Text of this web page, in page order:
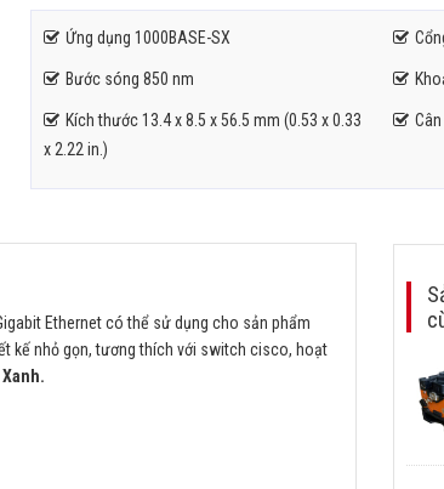
Ứng dụng 1000BASE-SX
Bước sóng 850 nm
Kích thước 13.4 x 8.5 x 56.5 mm (0.53 x 0.33
x 2.22 in.)
Ethernet có thể sử dụng cho sản phẩm
kế nhỏ gọn, tương thích với switch cisco, hoạt